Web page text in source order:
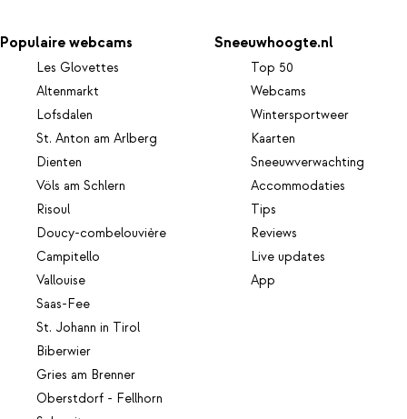
Populaire webcams
Les Glovettes
Altenmarkt
Lofsdalen
St. Anton am Arlberg
Dienten
Völs am Schlern
Risoul
Doucy-combelouvière
Campitello
Vallouise
Saas-Fee
St. Johann in Tirol
Biberwier
Gries am Brenner
Oberstdorf - Fellhorn
Sneeuwhoogte.nl
Top 50
Webcams
Wintersportweer
Kaarten
Sneeuwverwachting
Accommodaties
Tips
Reviews
Live updates
App